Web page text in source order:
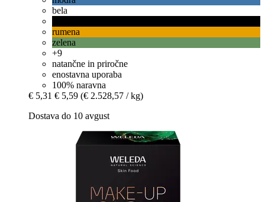
bela
rumena
zelena
+9
natančne in priročne
enostavna uporaba
100% naravna
€ 5,31 € 5,59 (€ 2.528,57 / kg)
Dostava do 10 avgust